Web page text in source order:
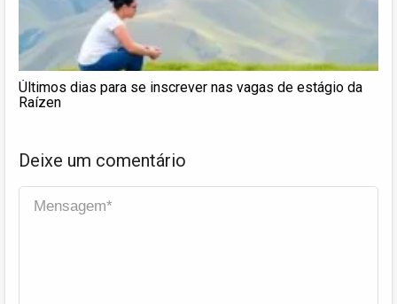
Últimos dias para se inscrever nas vagas de estágio da
Raízen
Deixe um comentário